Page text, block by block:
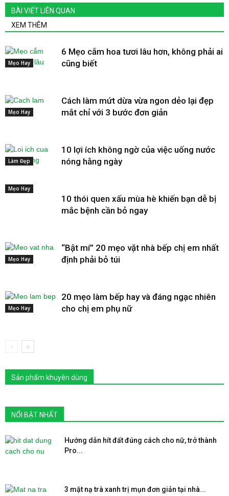
BÀI VIẾT LIÊN QUAN
XEM THÊM
Mẹo Hay
6 Mẹo cắm hoa tươi lâu hơn, không phải ai
cũng biết
Mẹo Hay
Cách làm mứt dừa vừa ngon dẻo lại đẹp
mắt chỉ với 3 bước đơn giản
Làm Đẹp
10 lợi ích không ngờ của việc uống nước
nóng hằng ngày
Mẹo Hay
10 thói quen xấu mùa hè khiến bạn dễ bị
mắc bệnh cần bỏ ngay
Mẹo Hay
“Bật mí” 20 mẹo vặt nhà bếp chị em nhất
định phải bỏ túi
Mẹo Hay
20 mẹo làm bếp hay và đáng ngạc nhiên
cho chị em phụ nữ
Sản phẩm khuyên dùng
NỔI BẬT NHẤT
Hướng dẫn hít đất đúng cách cho nữ, trở thành
Pro...
3 mặt nạ trà xanh trị mụn đơn giản tại nhà...